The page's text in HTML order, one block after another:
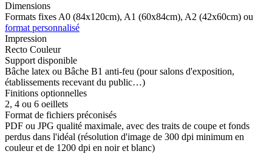
Dimensions
Formats fixes A0 (84x120cm), A1 (60x84cm), A2 (42x60cm) ou
format personnalisé
Impression
Recto Couleur
Support disponible
Bâche latex ou Bâche B1 anti-feu (pour salons d'exposition,
établissements recevant du public…)
Finitions optionnelles
2, 4 ou 6 oeillets
Format de fichiers préconisés
PDF ou JPG qualité maximale, avec des traits de coupe et fonds
perdus dans l'idéal (résolution d'image de 300 dpi minimum en
couleur et de 1200 dpi en noir et blanc)